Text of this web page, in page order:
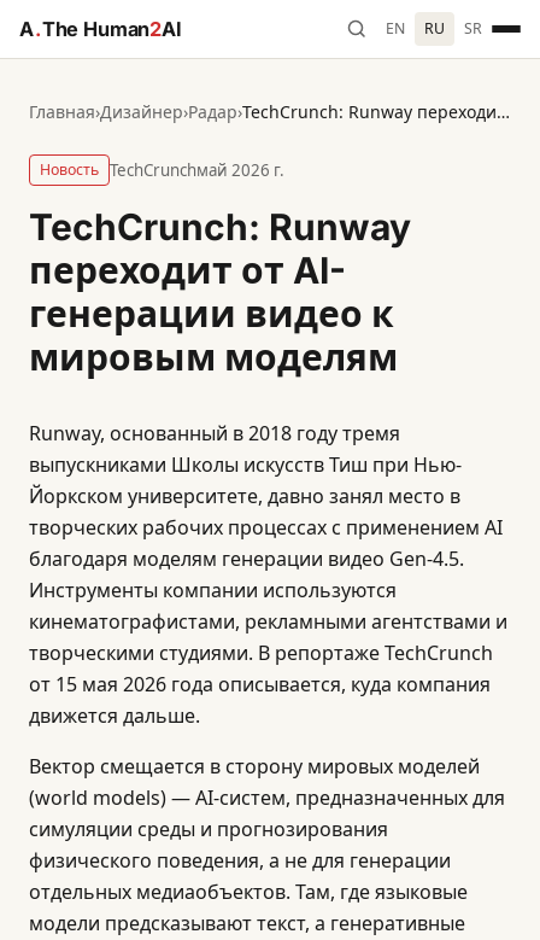
A.The Human2AI EN RU SR
Главная›Дизайнер›Радар› TechCrunch: Runway переходит от AI-генерации видео к мировым моделям
Новость TechCrunchмай 2026 г.
TechCrunch: Runway
переходит от AI-
генерации видео к
мировым моделям
Runway, основанный в 2018 году тремя
выпускниками Школы искусств Тиш при Нью-
Йоркском университете, давно занял место в
творческих рабочих процессах с применением AI
благодаря моделям генерации видео Gen-4.5.
Инструменты компании используются
кинематографистами, рекламными агентствами и
творческими студиями. В репортаже TechCrunch
от 15 мая 2026 года описывается, куда компания
движется дальше.
Вектор смещается в сторону мировых моделей
(world models) — AI-систем, предназначенных для
симуляции среды и прогнозирования
физического поведения, а не для генерации
отдельных медиаобъектов. Там, где языковые
модели предсказывают текст, а генеративные